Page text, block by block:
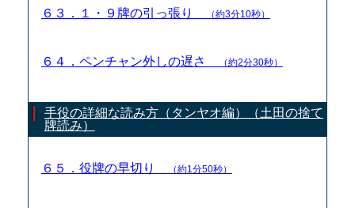
６３．１・９牌の引っ張り （約3分10秒）
６４．ペンチャン外しの遅さ （約2分30秒）
手役の詳細な読み方（タンヤオ編）（土田の捨て
牌読み）
６５．役牌の早切り （約1分50秒）